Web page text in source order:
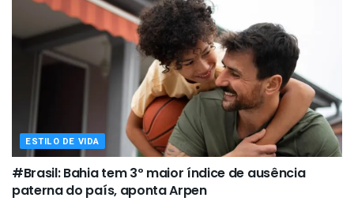
ESTILO DE VIDA
#Brasil: Bahia tem 3º maior índice de ausência
paterna do país, aponta Arpen